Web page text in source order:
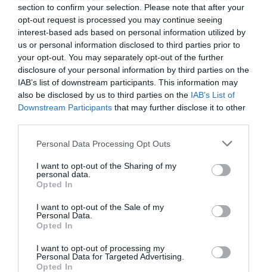
section to confirm your selection. Please note that after your
opt-out request is processed you may continue seeing
interest-based ads based on personal information utilized by
us or personal information disclosed to third parties prior to
your opt-out. You may separately opt-out of the further
disclosure of your personal information by third parties on the
IAB’s list of downstream participants. This information may
also be disclosed by us to third parties on the IAB’s List of
Downstream Participants that may further disclose it to other
Please note that this website/app uses one or more Google
not limited to your visit or usage behaviour. You may click to
grant or deny consent to Google and its third-party tags to
use your data for below specified purposes in below Google
consent section.
Personal Data Processing Opt Outs
I want to opt-out of the Sharing of my
personal data.
Opted In
I want to opt-out of the Sale of my
Personal Data.
Opted In
I want to opt-out of processing my
Personal Data for Targeted Advertising.
Opted In
Προτεινόμενα άρθρα
Μπέκετ
Η νεολαία της Άνδρου είναι εδώ. Χρειάζεται όμως
ευκαιρίες για να φανεί.
ΡΑΦΗΝΑ – ΘΕΟΥΤΑ σημειώσατε…
ΣΥΓΚΛΟΝΙΣΤΙΚΟΣ ΑΠΟΧΑΙΡΕΤΙΣΜΟΣ ΣΤΗ
ΡΑΦΗΝΑ ΣΤΟ «ΤΕΛΕΥΤΑΙΟ ΜΠΑΡΚΟ» ΤΟΥ
ΚΑΠΕΤΑΝ ΑΝΤΩΝΗ ΒΙΔΑΛΗ